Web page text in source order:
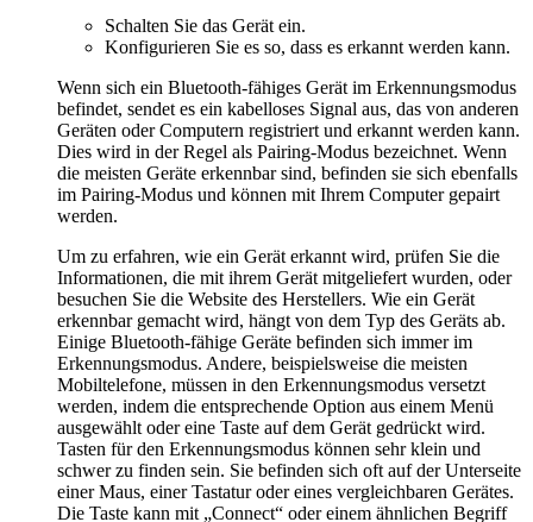
Schalten Sie das Gerät ein.
Konfigurieren Sie es so, dass es erkannt werden kann.
Wenn sich ein Bluetooth-fähiges Gerät im Erkennungsmodus
befindet, sendet es ein kabelloses Signal aus, das von anderen
Geräten oder Computern registriert und erkannt werden kann.
Dies wird in der Regel als Pairing-Modus bezeichnet. Wenn
die meisten Geräte erkennbar sind, befinden sie sich ebenfalls
im Pairing-Modus und können mit Ihrem Computer gepairt
werden.
Um zu erfahren, wie ein Gerät erkannt wird, prüfen Sie die
Informationen, die mit ihrem Gerät mitgeliefert wurden, oder
besuchen Sie die Website des Herstellers. Wie ein Gerät
erkennbar gemacht wird, hängt von dem Typ des Geräts ab.
Einige Bluetooth-fähige Geräte befinden sich immer im
Erkennungsmodus. Andere, beispielsweise die meisten
Mobiltelefone, müssen in den Erkennungsmodus versetzt
werden, indem die entsprechende Option aus einem Menü
ausgewählt oder eine Taste auf dem Gerät gedrückt wird.
Tasten für den Erkennungsmodus können sehr klein und
schwer zu finden sein. Sie befinden sich oft auf der Unterseite
einer Maus, einer Tastatur oder eines vergleichbaren Gerätes.
Die Taste kann mit „Connect“ oder einem ähnlichen Begriff